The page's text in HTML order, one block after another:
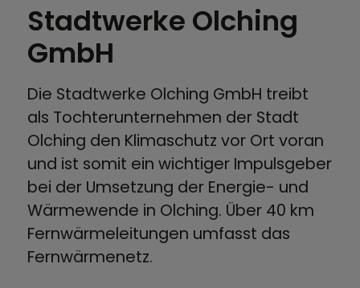
Abfallwirtschaft &
Energieversorgung
Breitbanderschließung
Mobilität
Stadtwerke Olching
GmbH
Die Stadtwerke Olching GmbH treibt
als Tochterunternehmen der Stadt
Olching den Klimaschutz vor Ort voran
und ist somit ein wichtiger Impulsgeber
bei der Umsetzung der Energie- und
Wärmewende in Olching. Über 40 km
Fernwärmeleitungen umfasst das
Fernwärmenetz.